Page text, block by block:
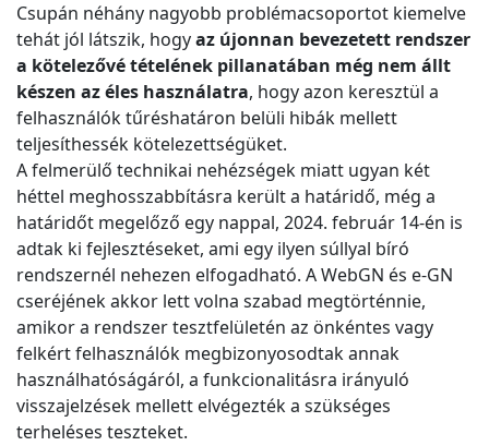
Csupán néhány nagyobb problémacsoportot kiemelve
tehát jól látszik, hogyaz újonnan bevezetett rendszer
a kötelezővé tételének pillanatában még nem állt
készen az éles használatra, hogy azon keresztül a
felhasználók tűréshatáron belüli hibák mellett
teljesíthessék kötelezettségüket.
A felmerülő technikai nehézségek miatt ugyan két
héttel meghosszabbításra került a határidő, még a
határidőt megelőző egy nappal, 2024. február 14-én is
adtak ki fejlesztéseket, ami egy ilyen súllyal bíró
rendszernél nehezen elfogadható. A WebGN és e-GN
cseréjének akkor lett volna szabad megtörténnie,
amikor a rendszer tesztfelületén az önkéntes vagy
felkért felhasználók megbizonyosodtak annak
használhatóságáról, a funkcionalitásra irányuló
visszajelzések mellett elvégezték a szükséges
terheléses teszteket.